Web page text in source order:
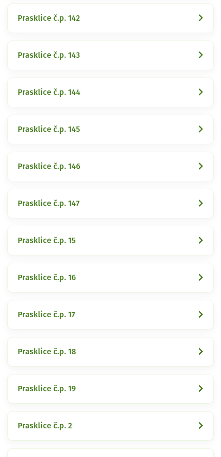
Prasklice č.p. 142
Prasklice č.p. 143
Prasklice č.p. 144
Prasklice č.p. 145
Prasklice č.p. 146
Prasklice č.p. 147
Prasklice č.p. 15
Prasklice č.p. 16
Prasklice č.p. 17
Prasklice č.p. 18
Prasklice č.p. 19
Prasklice č.p. 2